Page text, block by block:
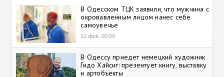
В Одесском ТЦК заявили, что мужчина с
окровавленным лицом нанес себе
самоувечье
12 фев, 00:09
В Одессу приедет немецкий художник
Гидо Хайсиг: презентует книгу, выставку
и артобъекты